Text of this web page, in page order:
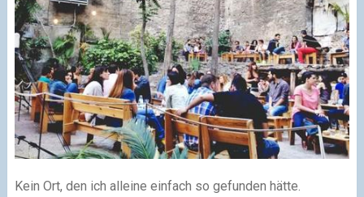
Kein Ort, den ich alleine einfach so gefunden hätte.